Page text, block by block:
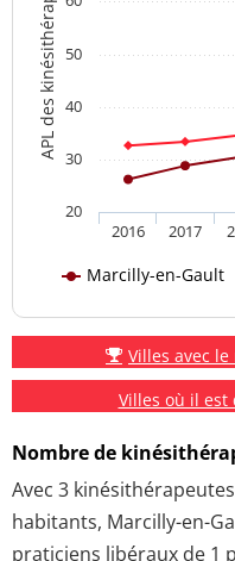
APL des kinésithérapeutes
Marcilly-en-Gault
2016 2017
20
30
40
50
Villes avec
Villes où il
Nombre de
Avec 3
habitants, Marcilly-en-
praticiens libéraux de 1